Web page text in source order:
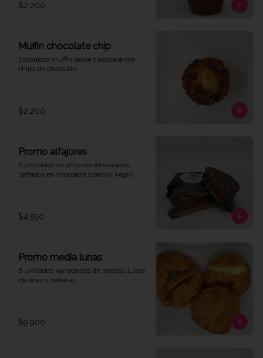
$2.200
Muffin chocolate chip
Esponjoso muffin sabor chocolate con
chips de chocolate
$2.200
Promo alfajores
6 unidades de alfajores artesanales
bañados en chocolate blanco/ negro
$4.590
Promo media lunas
6 unidades variedades de medias lunas
clásicas y rellenas
$9.900